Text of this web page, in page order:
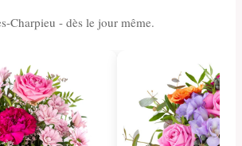
Charpieu - dès le jour même.